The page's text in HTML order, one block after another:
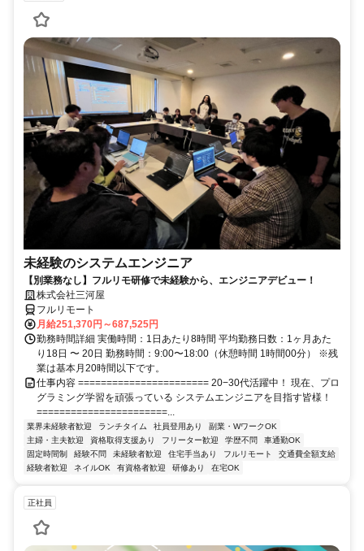
未経験のシステムエンジニア
【別業務なし】フルリモ研修で未経験から、エンジニアデビュー！
株式会社三河屋
フルリモート
月給251,370円～687,525円
勤務時間詳細 実働時間：1日あたり8時間 平均勤務日数：1ヶ月あた
り18日 〜 20日 勤務時間：9:00〜18:00（休憩時間 1時間00分） ※残
業は基本月20時間以下です。
仕事内容 ======================= 20−30代活躍中！ 現在、プロ
グラミング学習を頑張っている システムエンジニアを目指す皆様！
=======================...
業界未経験者歓迎 ランチタイム 社員登用あり
副業・WワークOK
主婦・主夫歓迎
資格取得支援あり フリーター歓迎 学歴不問
車通勤OK
固定時間制
経験不問 未経験者歓迎 住宅手当あり フルリモート
交通費全額支給
経験者歓迎
ネイルOK 有資格者歓迎 研修あり 在宅OK
正社員